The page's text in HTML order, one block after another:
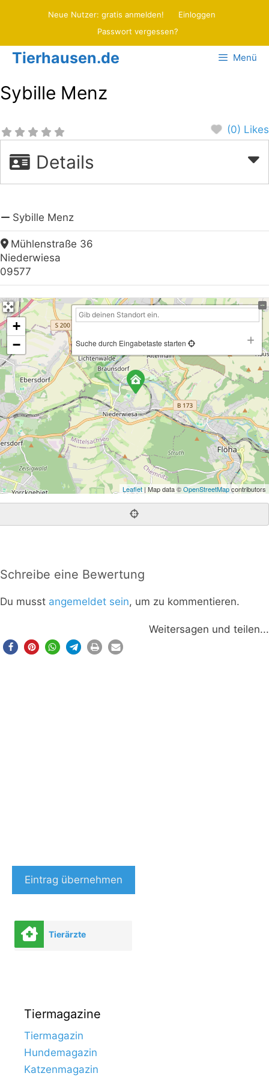
Neue Nutzer: gratis anmelden!
Einloggen
Passwort vergessen?
Tierhausen.de Menü
Sybille Menz
(0) Likes
Details
Sybille Menz
Mühlenstraße 36
Niederwiesa
09577
+
−
Suche durch Eingabetaste starten
Leaflet | Map data ©OpenStreetMapcontributors
Schreibe eine Bewertung
Du musst angemeldet sein, um zu kommentieren.
Weitersagen und teilen...
Eintrag übernehmen
Tierärzte
Tiermagazine
Tiermagazin
Hundemagazin
Katzenmagazin